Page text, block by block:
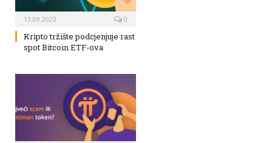
13.09.2023 0
Kripto tržište podcjenjuje rast
spot Bitcoin ETF-ova